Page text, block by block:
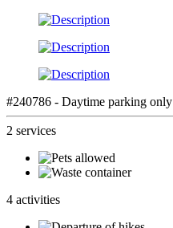
#240786 - Daytime parking only
2 services
4 activities